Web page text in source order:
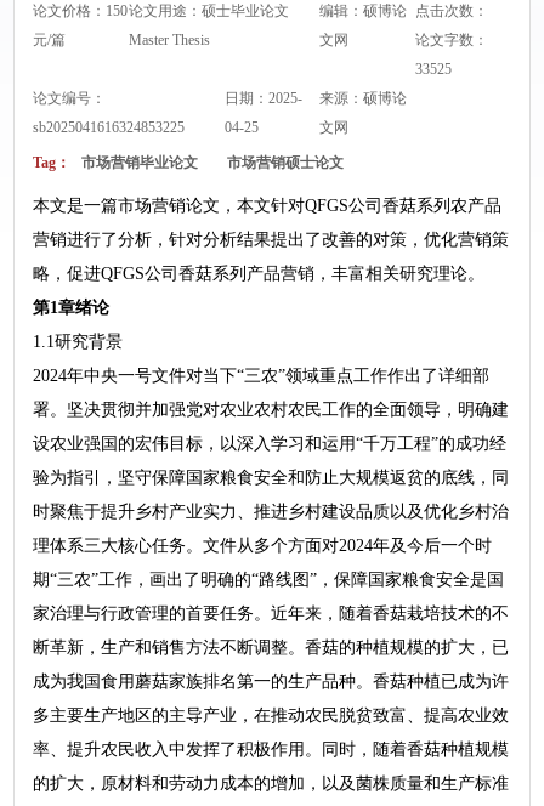
论文价格：150
元/篇
论文用途：硕士毕业论文
Master Thesis
编辑：硕博论
文网
点击次数：
论文字数：
33525
论文编号：
sb2025041616324853225
日期：2025-
04-25
来源：硕博论
文网
Tag： 市场营销毕业论文 市场营销硕士论文
本文是一篇市场营销论文，本文针对QFGS公司香菇系列农产品
营销进行了分析，针对分析结果提出了改善的对策，优化营销策
略，促进QFGS公司香菇系列产品营销，丰富相关研究理论。
第1章绪论
1.1研究背景
2024年中央一号文件对当下“三农”领域重点工作作出了详细部
署。坚决贯彻并加强党对农业农村农民工作的全面领导，明确建
设农业强国的宏伟目标，以深入学习和运用“千万工程”的成功经
验为指引，坚守保障国家粮食安全和防止大规模返贫的底线，同
时聚焦于提升乡村产业实力、推进乡村建设品质以及优化乡村治
理体系三大核心任务。文件从多个方面对2024年及今后一个时
期“三农”工作，画出了明确的“路线图”，保障国家粮食安全是国
家治理与行政管理的首要任务。近年来，随着香菇栽培技术的不
断革新，生产和销售方法不断调整。香菇的种植规模的扩大，已
成为我国食用蘑菇家族排名第一的生产品种。香菇种植已成为许
多主要生产地区的主导产业，在推动农民脱贫致富、提高农业效
率、提升农民收入中发挥了积极作用。同时，随着香菇种植规模
的扩大，原材料和劳动力成本的增加，以及菌株质量和生产标准